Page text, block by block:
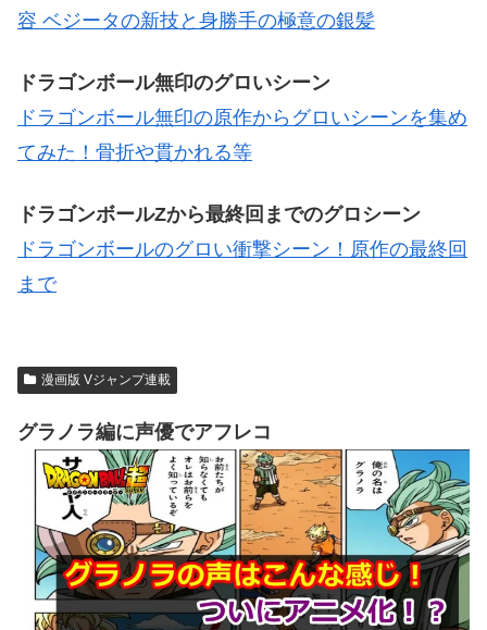
容 ベジータの新技と身勝手の極意の銀髪
ドラゴンボール無印のグロいシーン
ドラゴンボール無印の原作からグロいシーンを集め
てみた！骨折や貫かれる等
ドラゴンボールZから最終回までのグロシーン
ドラゴンボールのグロい衝撃シーン！原作の最終回
まで
漫画版 Vジャンプ連載
グラノラ編に声優でアフレコ